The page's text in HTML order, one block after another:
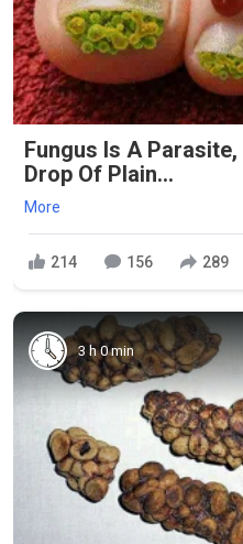
Fungus Is A
Drop Of Plain...
More
214 156 289
3 h 0 min